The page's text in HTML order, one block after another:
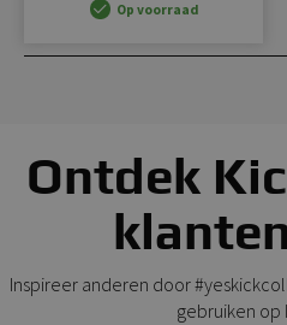
Op voorraad
Ontdek
Inspireer anderen door
gebruiken op